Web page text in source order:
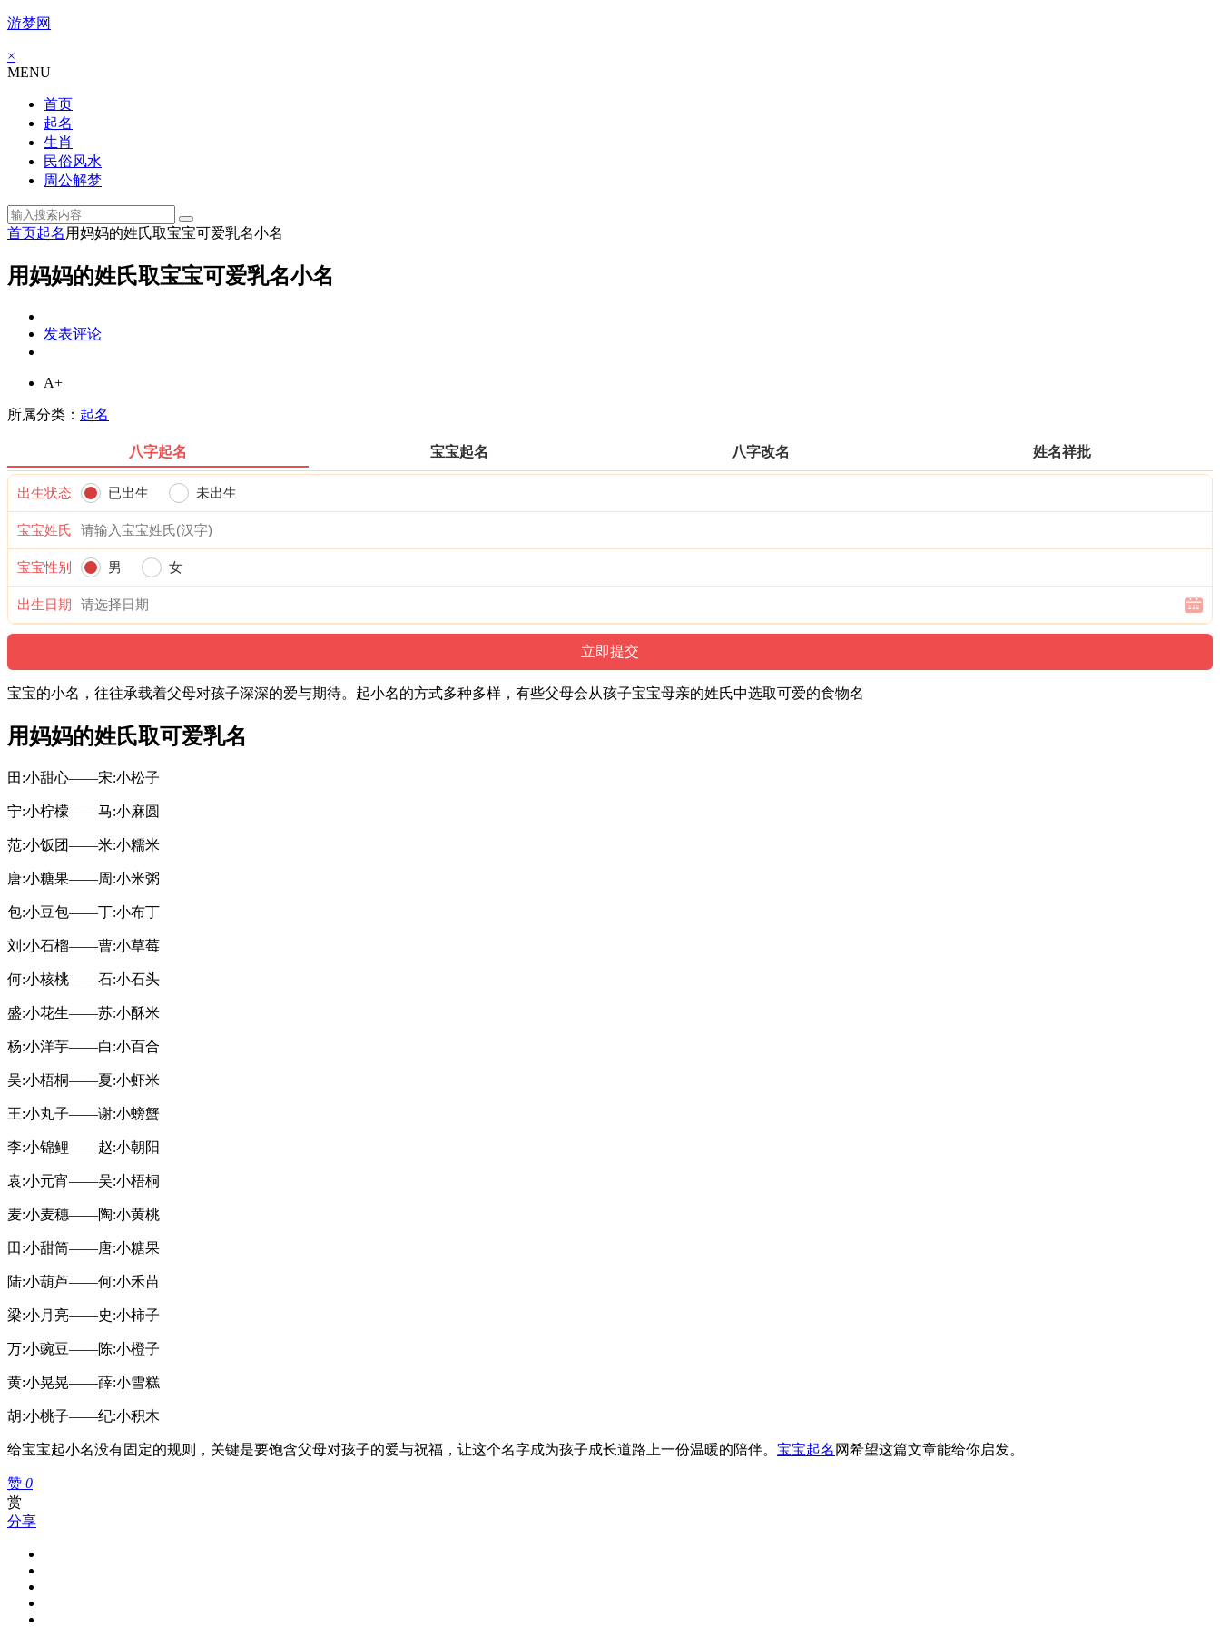
游梦网
×
MENU
首页
起名
生肖
民俗风水
周公解梦
首页起名 用妈妈的姓氏取宝宝可爱乳名小名
用妈妈的姓氏取宝宝可爱乳名小名
发表评论
A+
所属分类： 起名
八字起名 宝宝起名 八字改名 姓名祥批
出生状态 已出生 未出生
宝宝姓氏
宝宝性别 男 女
出生日期
宝宝的小名，往往承载着父母对孩子深深的爱与期待。起小名的方式多种多样，有些父母会从孩子宝宝母亲的姓氏中选取可爱的食物名
用妈妈的姓氏取可爱乳名
田:小甜心——宋:小松子
宁:小柠檬——马:小麻圆
范:小饭团——米:小糯米
唐:小糖果——周:小米粥
包:小豆包——丁:小布丁
刘:小石榴——曹:小草莓
何:小核桃——石:小石头
盛:小花生——苏:小酥米
杨:小洋芋——白:小百合
吴:小梧桐——夏:小虾米
王:小丸子——谢:小螃蟹
李:小锦鲤——赵:小朝阳
袁:小元宵——吴:小梧桐
麦:小麦穗——陶:小黄桃
田:小甜筒——唐:小糖果
陆:小葫芦——何:小禾苗
梁:小月亮——史:小柿子
万:小豌豆——陈:小橙子
黄:小晃晃——薛:小雪糕
胡:小桃子——纪:小积木
给宝宝起小名没有固定的规则，关键是要饱含父母对孩子的爱与祝福，让这个名字成为孩子成长道路上一份温暖的陪伴。 宝宝起名 网希望这篇文章能给你启发。
赞 0
赏
分享